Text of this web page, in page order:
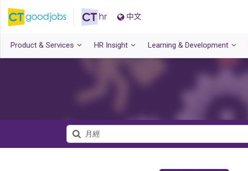
中文
Product & Services HR Insight Learning & Development